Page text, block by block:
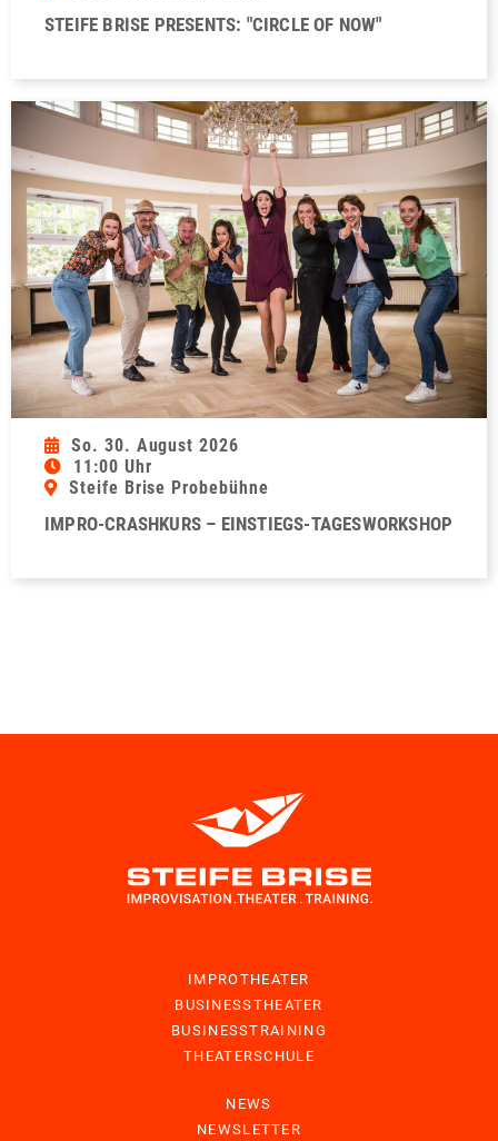
STEIFE BRISE PRESENTS: "CIRCLE OF NOW"
So. 30. August 2026
11:00 Uhr
Steife Brise Probebühne
IMPRO-CRASHKURS – EINSTIEGS-TAGESWORKSHOP
IMPROTHEATER
BUSINESSTHEATER
BUSINESSTRAINING
THEATERSCHULE
NEWS
NEWSLETTER